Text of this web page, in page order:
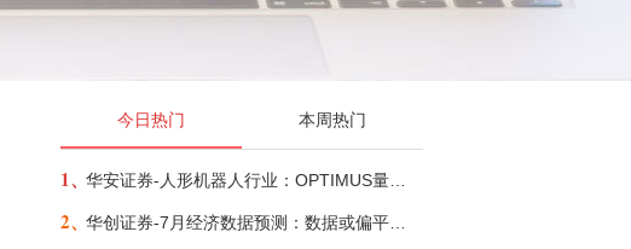
今日热门 本周热门
1、
2、